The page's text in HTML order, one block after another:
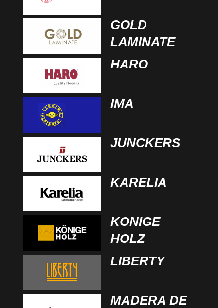
GOLD
LAMINATE
HARO
IMA
JUNCKERS
KARELIA
KONIGE
HOLZ
LIBERTY
MADERA DE